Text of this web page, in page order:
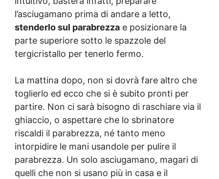
l’asciugamano prima di andare a letto,
stenderlo sul parabrezza e posizionare la
parte superiore sotto le spazzole del
tergicristallo per tenerlo fermo.
La mattina dopo, non si dovrà fare altro che
toglierlo ed ecco che si è subito pronti per
partire. Non ci sarà bisogno di raschiare via il
ghiaccio, o aspettare che lo sbrinatore
riscaldi il parabrezza, né tanto meno
intorpidire le mani usandole per pulire il
parabrezza. Un solo asciugamano, magari di
quelli che non si usano più in casa e il